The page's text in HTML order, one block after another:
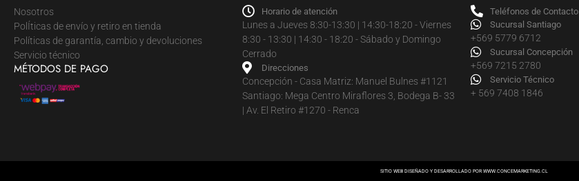
Nosotros
PolÍticas de envío y retiro en tienda
Políticas de garantía, cambio y devoluciones
Servicio técnico
MÉTODOS DE PAGO
Horario de atención
Lunes a Jueves 8:30-13:30 | 14:30-18:20 - Viernes
8:30 - 13:30 | 14:30 - 18:20 - Sábado y Domingo
Cerrado
Direcciones
Concepción - Casa Matriz: Manuel Bulnes #1121
Santiago: Mega Centro Miraflores 3, Bodega B- 33
| Av. El Retiro #1270 - Renca
Teléfonos de Contacto
Sucursal Santiago
+569 5779 6712
Sucursal Concepción
+569 7215 2780
Servicio Técnico
+ 569 7408 1846
SITIO WEB DISEÑADO Y DESARROLLADO POR WWW.CONCEMARKETING.CL